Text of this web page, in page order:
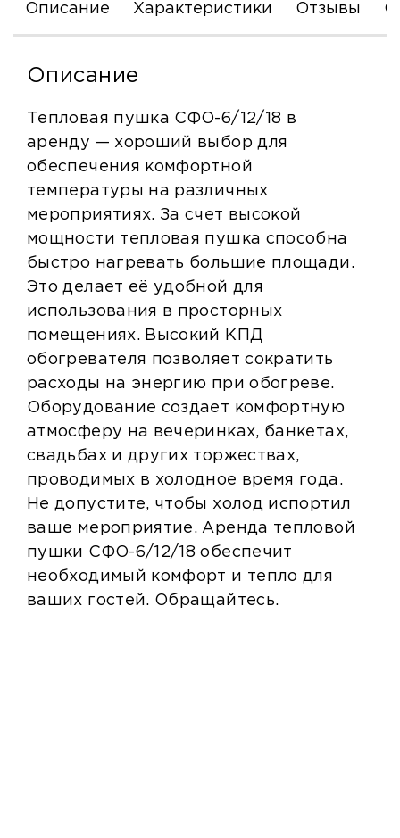
Описание Характеристики Отзывы С
Описание
Тепловая пушка СФО-6/12/18 в
аренду — хороший выбор для
обеспечения комфортной
температуры на различных
мероприятиях. За счет высокой
мощности тепловая пушка способна
быстро нагревать большие площади.
Это делает её удобной для
использования в просторных
помещениях. Высокий КПД
обогревателя позволяет сократить
расходы на энергию при обогреве.
Оборудование создает комфортную
атмосферу на вечеринках, банкетах,
свадьбах и других торжествах,
проводимых в холодное время года.
Не допустите, чтобы холод испортил
ваше мероприятие. Аренда тепловой
пушки СФО-6/12/18 обеспечит
необходимый комфорт и тепло для
ваших гостей. Обращайтесь.